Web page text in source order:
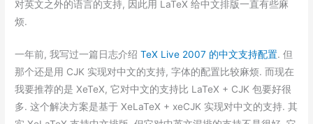
对英文之外的语言的支持, 因此用 LaTeX 给中文排版一直有些麻
烦.
一年前, 我写过一篇日志介绍TeX Live 2007 的中文支持配置. 但
那个还是用 CJK 实现对中文的支持, 字体的配置比较麻烦. 而现在
我要推荐的是 XeTeX, 它对中文的支持比 LaTeX + CJK 包要好很
多. 这个解决方案是基于 XeLaTeX + xeCJK 实现对中文的支持. 其